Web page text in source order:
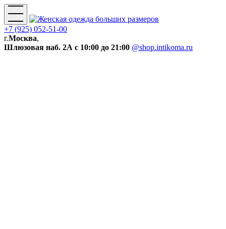
+7 (925) 052-51-00
г.Москва,
Шлюзовая наб. 2А с 10:00 до 21:00 @shop.intikoma.ru